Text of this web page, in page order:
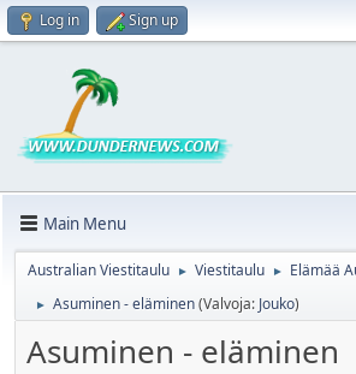
Log in Sign up
Main Menu
Australian Viestitaulu ► Viestitaulu ► Elämää
► Asuminen - eläminen(Valvoja: Jouko)
Asuminen - eläminen